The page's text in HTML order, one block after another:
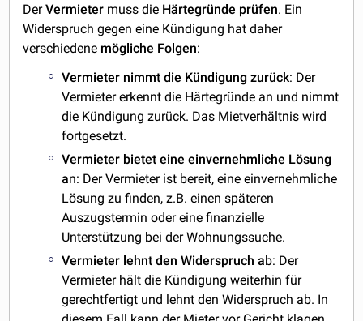
DerVermieter muss die Härtegründe prüfen. Ein
Widerspruch gegen eine Kündigung hat daher
verschiedene mögliche Folgen:
Vermieter nimmt die Kündigung zurück: Der
Vermieter erkennt die Härtegründe an und nimmt
die Kündigung zurück. Das Mietverhältnis wird
fortgesetzt.
Vermieter bietet eine einvernehmliche Lösung
an: Der Vermieter ist bereit, eine einvernehmliche
Lösung zu finden, z.B. einen späteren
Auszugstermin oder eine finanzielle
Unterstützung bei der Wohnungssuche.
Vermieter lehnt den Widerspruch ab: Der
Vermieter hält die Kündigung weiterhin für
gerechtfertigt und lehnt den Widerspruch ab. In